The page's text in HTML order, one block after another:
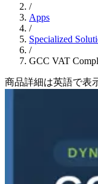
/
Apps
/
Specialized
/
GCC VAT
商品詳細は英語で表